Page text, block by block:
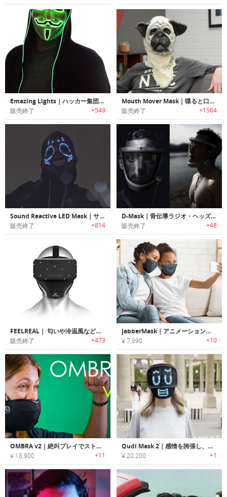
Emazing Lights｜ハッカー集団をモデルにした光るハロウィーンマスク
販売終了 +549
Mouth Mover Mask｜喋ると口元が動くブサカワアニマルマスク「マウスムーバーマスク」
販売終了 +1564
Sound Reactive LED Mask｜サウンドに反応して光るアートLEDマスク
販売終了 +814
D-Mask｜骨伝導ラジオ・ヘッズアップディスプレイ搭載スマートダイビングマスク「Dマスク」
販売終了 +48
FEELREAL｜ 匂いや冷温風などが体感出来るVRマスク「フィールリアル」
販売終了 +473
JabberMask｜アニメーション表示で感情を伝えられるフェイスマスク「ジャバーマスク」
¥ 7,890 +10
OMBRA v2｜絶叫プレイでストレス解消！マイク付きゲーミング防音マスク
¥ 18,900 +11
Qudi Mask 2｜感情を誇張し、あなたの言葉や動きに反応するスマートマスク
¥ 20,200 +1